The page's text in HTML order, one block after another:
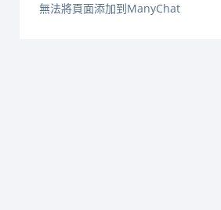
無法將頁面添加到ManyChat